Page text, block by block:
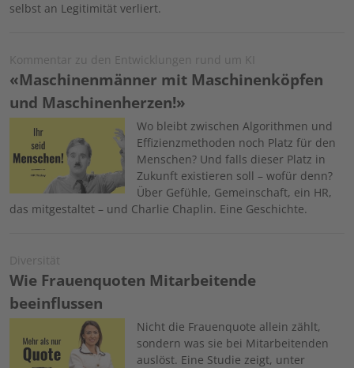
selbst an Legitimität verliert.
Kommentar zu den Entwicklungen rund um KI
«Maschinenmänner mit Maschinenköpfen
und Maschinenherzen!»
Image
Wo bleibt zwischen Algorithmen und
Effizienzmethoden noch Platz für den
Menschen? Und falls dieser Platz in
Zukunft existieren soll – wofür denn?
Über Gefühle, Gemeinschaft, ein HR,
das mitgestaltet – und Charlie Chaplin. Eine Geschichte.
Diversität
Wie Frauenquoten Mitarbeitende
beeinflussen
Nicht die Frauenquote allein zählt,
sondern was sie bei Mitarbeitenden
auslöst. Eine Studie zeigt, unter